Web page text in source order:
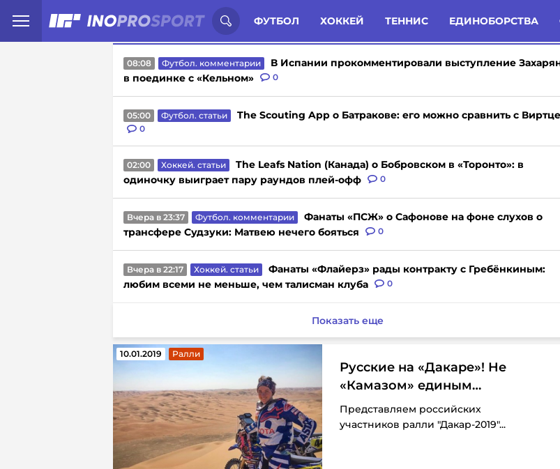
ФУТБОЛ ХОККЕЙ ТЕННИС ЕДИНОБОРСТВА
Иностранцы о спорте России: Статьи Комменты Новости
08:08 Футбол. комментарии
В Испании прокомментировали выступление
в поединке с «Кельном»
0
05:00 Футбол. статьи The Scouting App о Батракове: его можно сравнить с
0
02:00 Хоккей. статьи
The Leafs Nation (Канада) о Бобровском в «Торонто»: в
одиночку выиграет пару раундов плей-офф
0
Вчера в 23:37 Футбол. комментарии
Фанаты «ПСЖ» о Сафонове на фоне слухов о
трансфере Судзуки: Матвею нечего бояться
0
Вчера в 22:17 Хоккей. статьи
Фанаты «Флайерз» рады контракту с Гребёнкиным:
любим всеми не меньше, чем талисман клуба
0
Показать еще
10.01.2019 Ралли
Русские на «Дакаре»! Не
«Камазом» единым…
Представляем российских
участников ралли "Дакар-2019"...